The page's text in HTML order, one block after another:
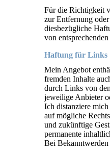
Für die Richtigkeit
zur Entfernung
diesbezügliche
von
Haftung für Links
Mein Angebot
fremden Inhalte
durch Links von
jeweilige Anbieter
Ich distanziere
auf mögliche
und zukünftige
permanente
Bei